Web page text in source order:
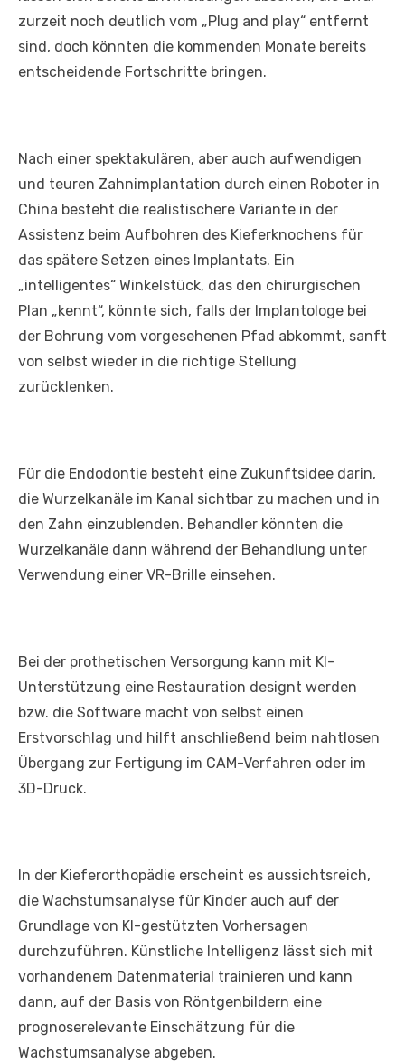
zurzeit noch deutlich vom „Plug and play“ entfernt
sind, doch könnten die kommenden Monate bereits
entscheidende Fortschritte bringen.
Nach einer spektakulären, aber auch aufwendigen
und teuren Zahnimplantation durch einen Roboter in
China besteht die realistischere Variante in der
Assistenz beim Aufbohren des Kieferknochens für
das spätere Setzen eines Implantats. Ein
„intelligentes“ Winkelstück, das den chirurgischen
Plan „kennt“, könnte sich, falls der Implantologe bei
der Bohrung vom vorgesehenen Pfad abkommt, sanft
von selbst wieder in die richtige Stellung
zurücklenken.
Für die Endodontie besteht eine Zukunftsidee darin,
die Wurzelkanäle im Kanal sichtbar zu machen und in
den Zahn einzublenden. Behandler könnten die
Wurzelkanäle dann während der Behandlung unter
Verwendung einer VR-Brille einsehen.
Bei der prothetischen Versorgung kann mit KI-
Unterstützung eine Restauration designt werden
bzw. die Software macht von selbst einen
Erstvorschlag und hilft anschließend beim nahtlosen
Übergang zur Fertigung im CAM-Verfahren oder im
3D-Druck.
In der Kieferorthopädie erscheint es aussichtsreich,
die Wachstumsanalyse für Kinder auch auf der
Grundlage von KI-gestützten Vorhersagen
durchzuführen. Künstliche Intelligenz lässt sich mit
vorhandenem Datenmaterial trainieren und kann
dann, auf der Basis von Röntgenbildern eine
prognoserelevante Einschätzung für die
Wachstumsanalyse abgeben.